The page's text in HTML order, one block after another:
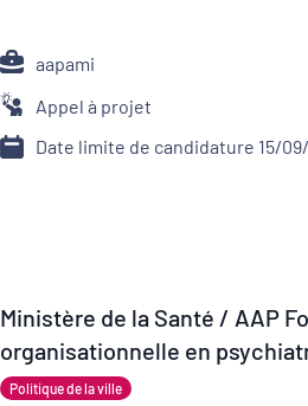
aapami
Appel à projet
Date limite de candidature 15/
Ministère de la Santé / AAP
organisationnelle en
Politique de la ville